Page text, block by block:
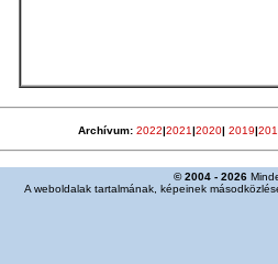
Archívum: 2022|2021|2020| 2019|
© 2004 - 2026
A weboldalak tartalmának, képeinek